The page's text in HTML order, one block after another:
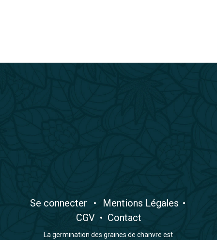
​Se connecter • ​Mentions Légales •
CGV• Contact
La germination des graines de chanvre est